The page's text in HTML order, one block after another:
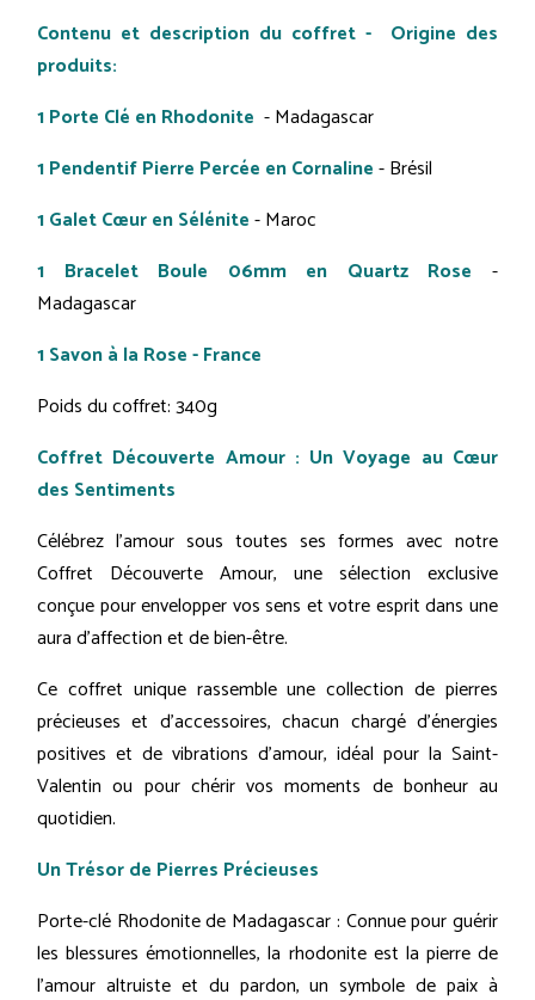
Contenu et description du coffret - Origine des
produits:
1 Porte Clé en Rhodonite - Madagascar
1 Pendentif Pierre Percée en Cornaline- Brésil
1 Galet Cœur en Sélénite- Maroc
1 Bracelet Boule 06mm en Quartz Rose -
Madagascar
1 Savon à la Rose - France
Poids du coffret: 340g
Coffret Découverte Amour : Un Voyage au Cœur
des Sentiments
Célébrez l'amour sous toutes ses formes avec notre
Coffret Découverte Amour, une sélection exclusive
conçue pour envelopper vos sens et votre esprit dans une
aura d'affection et de bien-être.
Ce coffret unique rassemble une collection de pierres
précieuses et d'accessoires, chacun chargé d'énergies
positives et de vibrations d'amour, idéal pour la Saint-
Valentin ou pour chérir vos moments de bonheur au
quotidien.
Un Trésor de Pierres Précieuses
Porte-clé Rhodonite de Madagascar : Connue pour guérir
les blessures émotionnelles, la rhodonite est la pierre de
l'amour altruiste et du pardon, un symbole de paix à